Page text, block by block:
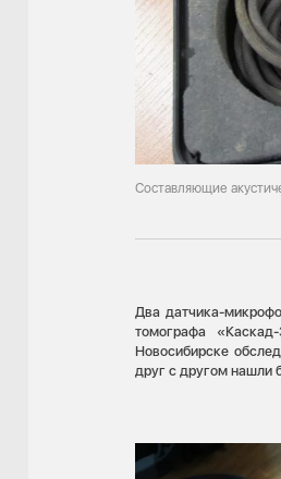
Составляющие
Два датчика-
томографа
Новосибирске
друг с другом нашли